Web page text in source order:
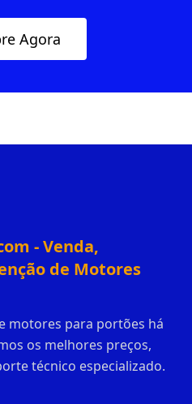
Agora
- Venda,
de Motores
motores para portões há
os melhores preços,
técnico especializado.